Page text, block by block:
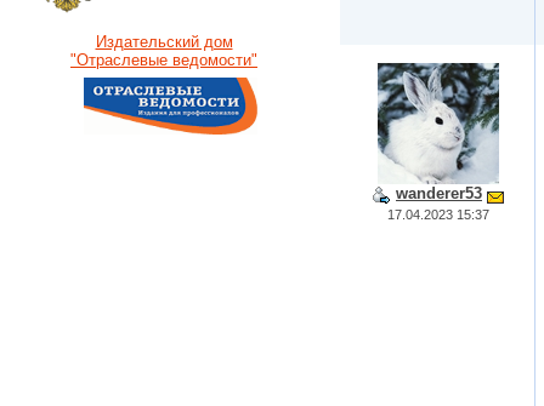
Издательский дом
"Отраслевые ведомости"
wanderer53
17.04.2023 15:37